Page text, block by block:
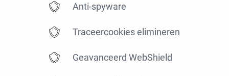
Anti-spyware
Traceercookies elimineren
Geavanceerd WebShield